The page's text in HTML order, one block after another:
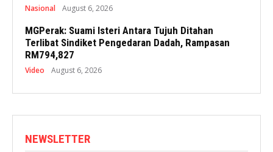
Nasional August 6, 2026
MGPerak: Suami Isteri Antara Tujuh Ditahan
Terlibat Sindiket Pengedaran Dadah, Rampasan
RM794,827
Video August 6, 2026
NEWSLETTER